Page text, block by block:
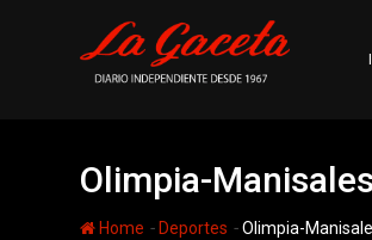
Olimpia-
Home - Deportes -Olimpia-